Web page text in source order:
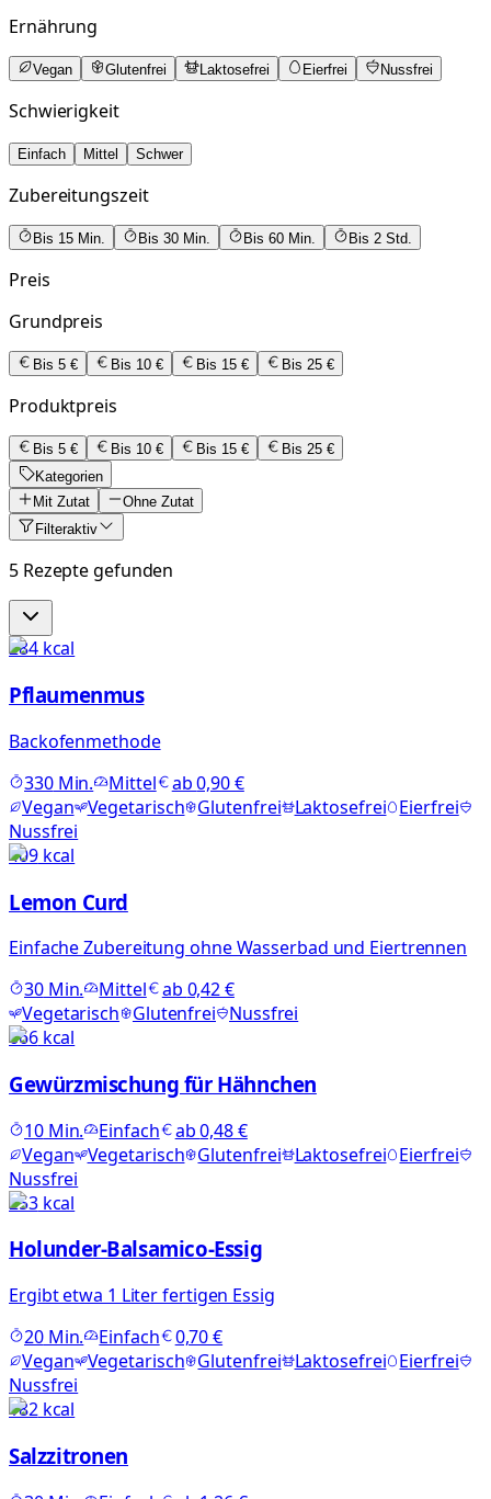
Ernährung
Vegan Glutenfrei Laktosefrei Eierfrei Nussfrei
Schwierigkeit
Einfach Mittel Schwer
Zubereitungszeit
Bis 15 Min. Bis 30 Min. Bis 60 Min. Bis 2 Std.
Preis
Grundpreis
Bis 5 € Bis 10 € Bis 15 € Bis 25 €
Produktpreis
Bis 5 € Bis 10 € Bis 15 €
Bis 25 €
Kategorien
Mit Zutat
Ohne Zutat
Filteraktiv
5 Rezepte gefunden
284kcal
Pflaumenmus
Backofenmethode
330Min. Mittel ab0,90 €
Vegan Vegetarisch Glutenfrei Laktosefrei Eierfrei
Nussfrei
409kcal
Lemon Curd
Einfache Zubereitung ohne Wasserbad und Eiertrennen
30Min. Mittel ab 0,42 €
Vegetarisch
Glutenfrei
Nussfrei
666kcal
Gewürzmischung für Hähnchen
10Min. Einfach ab0,48 €
Vegan Vegetarisch Glutenfrei Laktosefrei Eierfrei
Nussfrei
253kcal
Holunder-Balsamico-Essig
Ergibt etwa 1 Liter fertigen Essig
20Min. Einfach
0,70 €
Vegan Vegetarisch Glutenfrei Laktosefrei Eierfrei
Nussfrei
182kcal
Salzzitronen